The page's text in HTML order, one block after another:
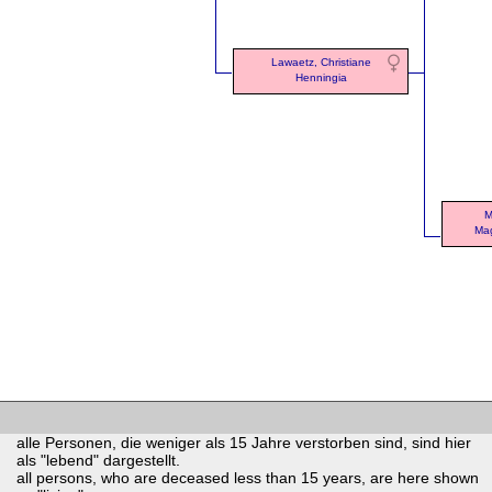
Lawaetz, Christiane
Henningia
alle Personen, die weniger als 15 Jahre verstorben sind, sind hier
als "lebend" dargestellt.
all persons, who are deceased less than 15 years, are here shown